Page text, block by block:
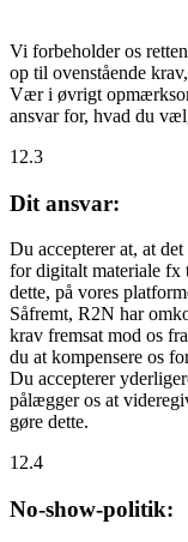
Vi forbeholder os
op til ovenstående
Vær i øvrigt
ansvar for, hvad du
12.3
Dit ansvar:
Du accepterer at, at
for digitalt materiale fx
dette, på vores
Såfremt, R2N har
krav fremsat mod os
du at kompensere os
Du accepterer
pålægger os at
gøre dette.
12.4
No-show-politik: